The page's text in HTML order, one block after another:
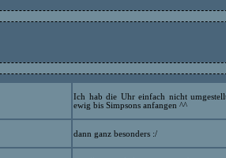
Ich hab die Uhr einfach nicht
ewig bis Simpsons anfangen ^^
dann ganz besonders :/